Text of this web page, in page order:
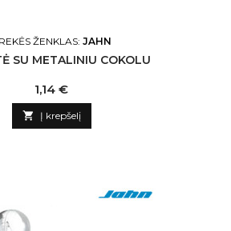
ŽENKLAS: JAHN
SU METALINIU COKOLU
Kaina
1,14 €
 Į krepšelį